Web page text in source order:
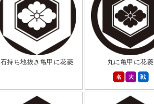
石持ち地抜き亀甲に花菱
丸に亀甲に花菱
名
大 戦